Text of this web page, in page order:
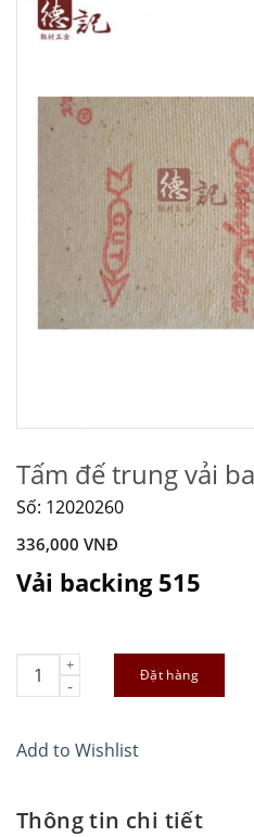
Tấm đế trung vải
Số: 12020260
336,000 VNĐ
Vải backing 515
Tấm đế trung vải backing 516
Đặt hàng
Add to Wishlist
Thông tin chi tiết